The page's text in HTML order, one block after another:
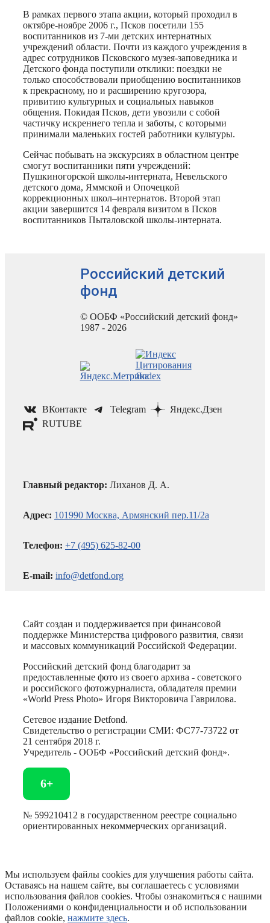
В рамках первого этапа акции, который проходил в
октябре-ноябре 2006 г., Псков посетили 155
воспитанников из 7-ми детских интернатных
учреждений области. Почти из каждого учреждения в
адрес сотрудников Псковского музея-заповедника и
Детского фонда поступили отклики: поездки не
только способствовали приобщению воспитанников
к прекрасному, но и расширению кругозора,
привитию культурных и социальных навыков
общения. Покидая Псков, дети увозили с собой
частичку искреннего тепла и заботы, с которыми
принимали маленьких гостей работники культуры.
Сейчас побывать на экскурсиях в областном центре
смогут воспитанники пяти учреждений:
Пушкиногорской школы-интерната, Невельского
детского дома, Яммской и Опочецкой
коррекционных школ–интернатов. Второй этап
акции завершится 14 февраля визитом в Псков
воспитанников Пыталовской школы-интерната.
Российский детский
фонд
© ООБФ «Российский детский фонд»
1987 - 2026
ВКонтакте Telegram
Яндекс.Дзен
RUTUBE
Главный редактор: Лиханов Д. А.
Адрес: 101990 Москва, Армянский пер.11/2а
Телефон: +7 (495) 625-82-00
E-mail: info@detfond.org
Сайт создан и поддерживается при финансовой
поддержке Министерства цифрового развития, связи
и массовых коммуникаций Российской Федерации.
Российский детский фонд благодарит за
предоставленные фото из своего архива - советского
и российского фотожурналиста, обладателя премии
«World Press Photo» Игоря Викторовича Гаврилова.
Сетевое издание Detfond.
Свидетельство о регистрации СМИ: ФС77-73722 от
21 сентября 2018 г.
Учредитель - ООБФ «Российский детский фонд».
6+
№ 599210412 в государственном реестре социально
ориентированных некоммерческих организаций.
Мы используем файлы cookies для улучшения работы сайта.
Оставаясь на нашем сайте, вы соглашаетесь с условиями
использования файлов cookies. Чтобы ознакомиться с нашими
Положениями о конфиденциальности и об использовании
файлов cookie, нажмите здесь.